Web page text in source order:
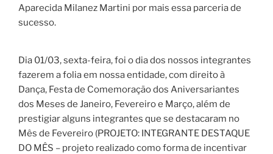
Aparecida Milanez Martini por mais essa parceria de
sucesso.
Dia 01/03, sexta-feira, foi o dia dos nossos integrantes
fazerem a folia em nossa entidade, com direito à
Dança, Festa de Comemoração dos Aniversariantes
dos Meses de Janeiro, Fevereiro e Março, além de
prestigiar alguns integrantes que se destacaram no
Mês de Fevereiro (PROJETO: INTEGRANTE DESTAQUE
DO MÊS – projeto realizado como forma de incentivar